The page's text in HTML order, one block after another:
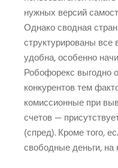
нужных версий
Однако сводная
структурированы все
удобна, особенно
Робофорекс выгодно
конкурентов тем
комиссионные при
счетов —
(спред). Кроме того,
свободные деньги, на